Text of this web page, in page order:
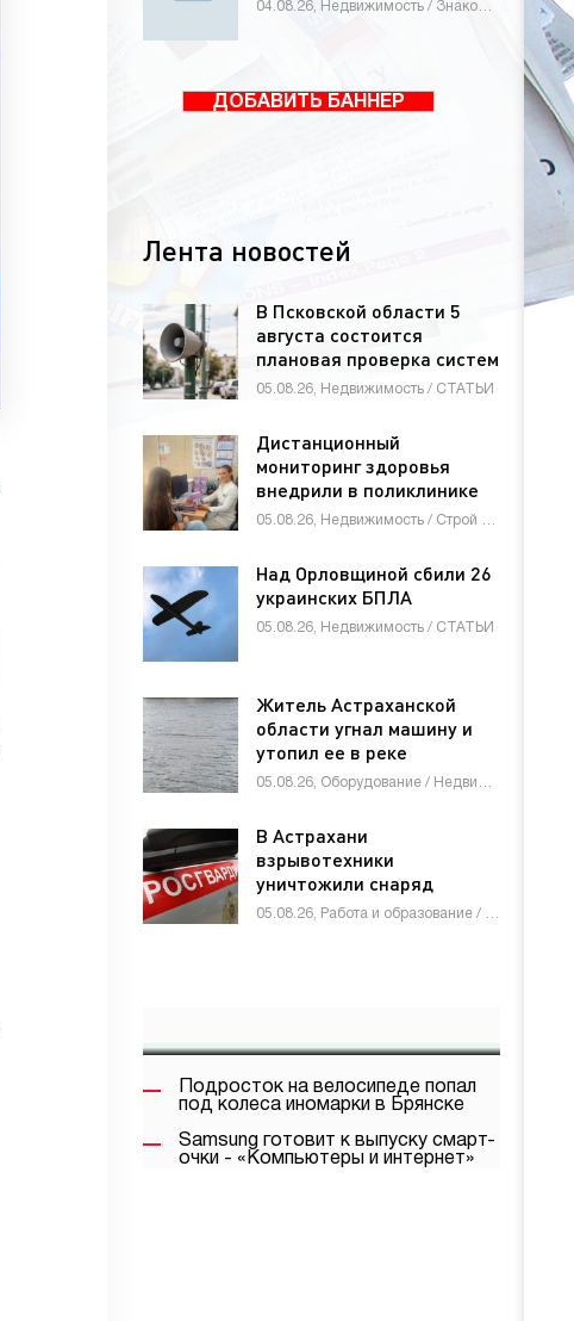
ДОБАВИТЬ БАННЕР
Лента новостей
В Псковской области 5
августа состоится
плановая проверка систем
оповещения населения
05.08.26, Недвижимость / СТАТЬИ
Дистанционный
мониторинг здоровья
внедрили в поликлинике
Петрозаводска
Над Орловщиной сбили 26
украинских БПЛА
05.08.26, Недвижимость / СТАТЬИ
Житель Астраханской
области угнал машину и
утопил ее в реке
В Астрахани
взрывотехники
уничтожили снаряд
времен Великой
Подросток на велосипеде попал
под колеса иномарки в Брянске
Samsung готовит к выпуску смарт-
очки - «Компьютеры и интернет»